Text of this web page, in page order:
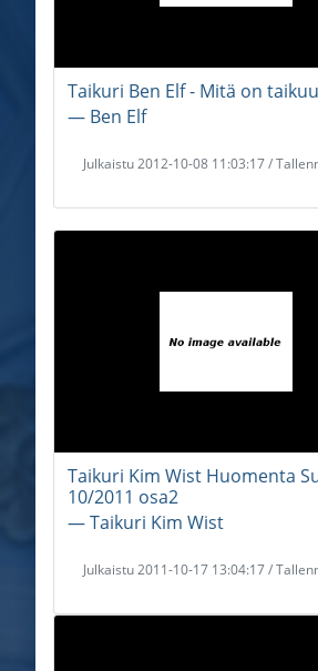
Taikuri Ben Elf - Mitä on
― Ben Elf
Julkaistu 2012-10-08 11:03:17 /
Taikuri Kim Wist Huomenta
10/2011 osa2
― Taikuri Kim Wist
Julkaistu 2011-10-17 13:04:17 /